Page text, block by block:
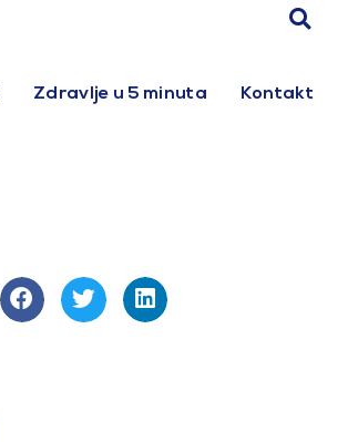
Zdravlje u 5 minuta Kontakt